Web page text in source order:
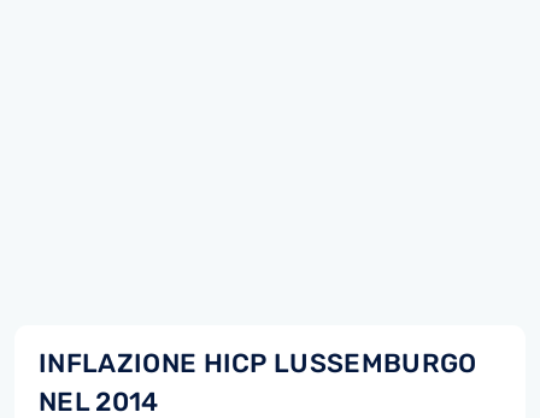
INFLAZIONE HICP LUSSEMBURGO
NEL 2014